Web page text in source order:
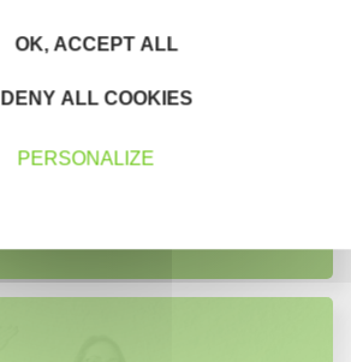
OK, ACCEPT ALL
DENY ALL COOKIES
PERSONALIZE